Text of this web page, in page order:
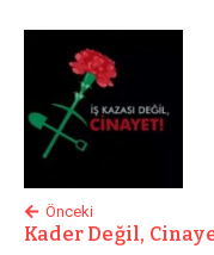
Önceki
Kader Değil,